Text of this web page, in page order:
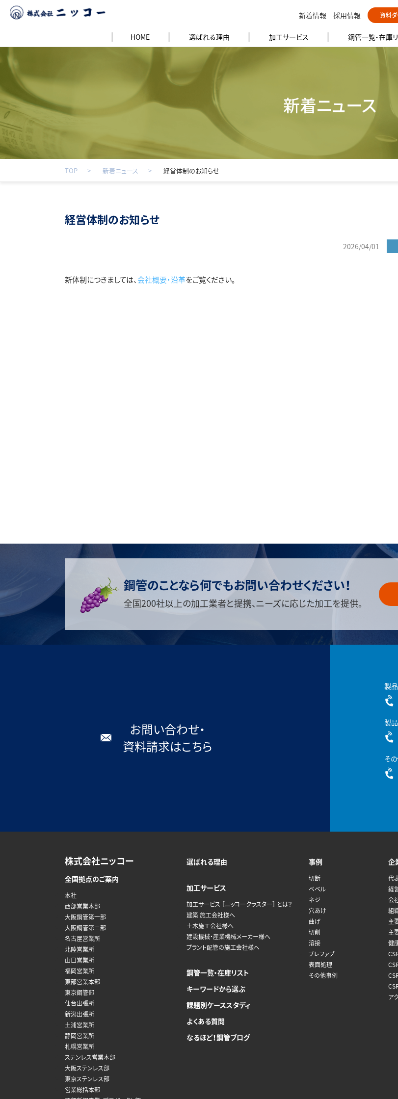
新着情報 採用情報 資料
HOME 選ばれる理由 加工サービス 鋼管⼀覧・在庫
新着ニュース
TOP 新着ニュース 経営体制のお知らせ
経営体制のお知らせ
2026/04/01
新体制につきましては、会社概要・沿革をご覧ください。
鋼管のことなら何でもお問い合わせください！
全国200社以上の加工業者と提携、ニーズに応じた加工を提供。
お問い合わせ・
資料請求はこちら
製
製
そ
株式会社ニッコー
全国拠点のご案内
本社
西部営業本部
大阪鋼管第一部
大阪鋼管第二部
名古屋営業所
北陸営業所
山口営業所
福岡営業所
東部営業本部
東京鋼管部
仙台出張所
新潟出張所
土浦営業所
静岡営業所
札幌営業所
ステンレス営業本部
大阪ステンレス部
東京ステンレス部
営業総括本部
選ばれる理由
加工サービス
加工サービス ［ニッコークラスター］ とは？
建築 施工会社様へ
土木施工会社様へ
建設機械・産業機械メーカー様へ
プラント配管の施工会社様へ
鋼管一覧・在庫リスト
キーワードから選ぶ
課題別ケーススタディ
よくある質問
なるほど！鋼管ブログ
事例
切断
ベベル
ネジ
穴あけ
曲げ
切削
溶接
プレファブ
表面処理
その他事例
企
代
経
会
組
主
主
健
ア